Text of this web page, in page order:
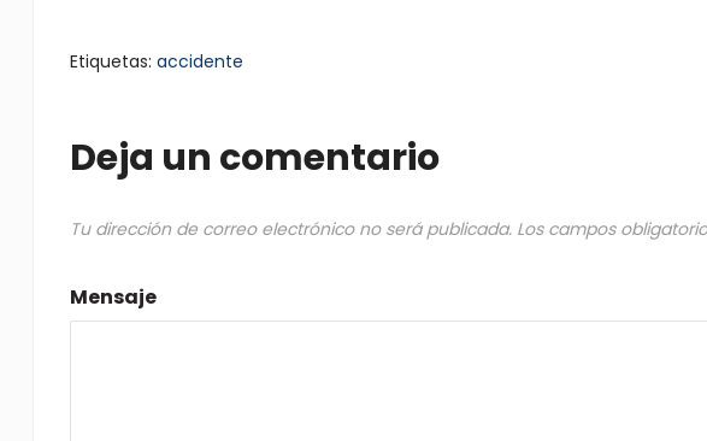
Etiquetas: accidente
Deja un comentario
Tu dirección de correo electrónico no será publicada. Los campos
Mensaje